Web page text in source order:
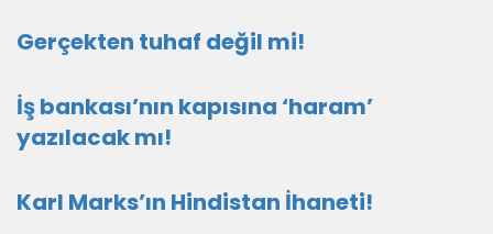
Gerçekten tuhaf değil mi!
İş bankası’nın kapısına ‘haram’
yazılacak mı!
Karl Marks’ın Hindistan İhaneti!